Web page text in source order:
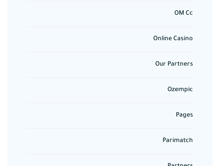
OM Cc
Online Casino
Our Partners
Ozempic
Pages
Parimatch